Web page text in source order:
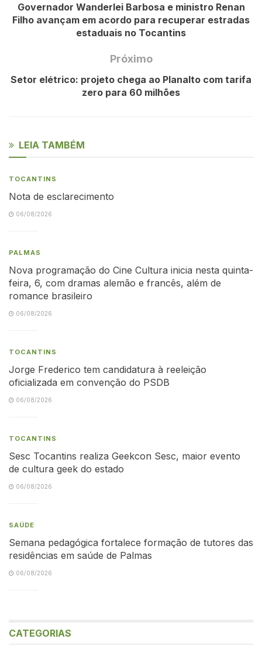
Governador Wanderlei Barbosa e ministro Renan
Filho avançam em acordo para recuperar estradas
estaduais no Tocantins
Próximo
Setor elétrico: projeto chega ao Planalto com tarifa
zero para 60 milhões
LEIA TAMBÉM
TOCANTINS
Nota de esclarecimento
06/08/2026
PALMAS
Nova programação do Cine Cultura inicia nesta quinta-
feira, 6, com dramas alemão e francês, além de
romance brasileiro
06/08/2026
TOCANTINS
Jorge Frederico tem candidatura à reeleição
oficializada em convenção do PSDB
06/08/2026
TOCANTINS
Sesc Tocantins realiza Geekcon Sesc, maior evento
de cultura geek do estado
06/08/2026
SAÚDE
Semana pedagógica fortalece formação de tutores das
residências em saúde de Palmas
06/08/2026
CATEGORIAS